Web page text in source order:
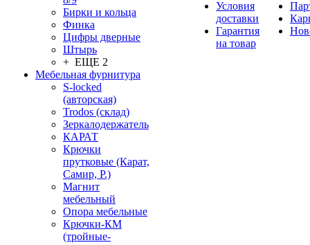
Бирки и кольца
Финка
Цифры дверные
Штырь
+ ЕЩЕ 2
Мебельная фурнитура
S-locked
(авторская)
Trodos (склад)
Зеркалодержатель
КАРАТ
Крючки
прутковые (Карат,
Самир, Р.)
Магнит
мебельный
Опора мебельные
Крючки-КМ
(тройные-
Условия
доставки
Гарантия
на товар